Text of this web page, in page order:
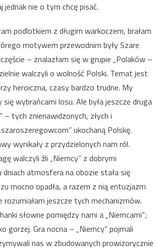
nie o tym chcę pisać.
podlotkiem z długim warkoczem, brałam
motywem przewodnim były Szare
– znalazłam się w grupie „Polaków –
walczyli o wolność Polski. Temat jest
heroiczna, czasy bardzo trudne. My
się wybrańcami losu. Ale była jeszcze druga
– tych znienawidzonych, złych i
ukochaną Polskę.
wynikały z przydzielonych nam ról.
walczyli źli „Niemcy” z dobrymi
dniach atmosfera na obozie stała się
mocno opadła, a razem z nią entuzjazm
rozumiałam jeszcze tych mechanizmów.
słowne pomiędzy nami a „Niemcami”;
gorzej. Gra nocna – „Niemcy” pojmali
nas w zbudowanych prowizorycznie